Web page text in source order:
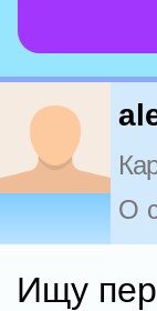
О
Ищу